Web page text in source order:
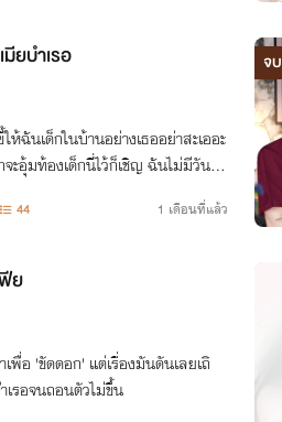
ยบำเรอ
ห้ฉันเด็กในบ้านอย่างเธออย่าสะเออะ
ะอุ้มท้องเด็กนี่ไว้ก็เชิญ ฉันไม่มีวันยอ
44 1 เดือนที่แล้ว
จบ
ย
เพื่อ 'ขัดดอก' แต่เรื่องมันดันเลยเถิ
รอจนถอนตัวไม่ขึ้น